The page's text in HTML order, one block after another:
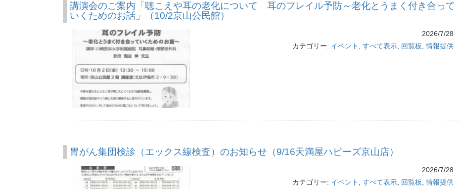
講演会のご案内「聴こえや耳の老化について 耳のフレイル予防～老化とうまく付き合って
いくためのお話」（10/2京山公民館）
2026/7/28
カテゴリー: イベント すべて表示, 回覧板 ,情報提供
胃がん集団検診（エックス線検査）のお知らせ（9/16天満屋ハピーズ京山店）
2026/7/28
カテゴリー: イベント すべて表示, 回覧板 ,情報提供